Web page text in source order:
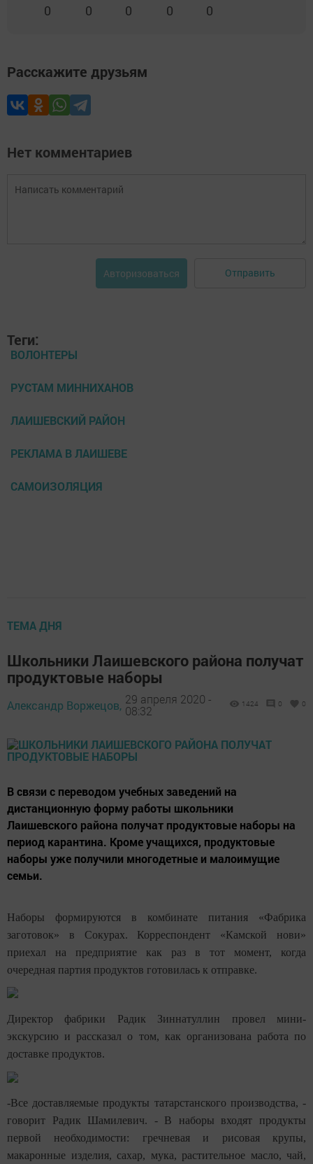
0 0 0 0 0
Расскажите друзьям
Нет комментариев
Авторизоваться Отправить
Теги:
ВОЛОНТЕРЫ
РУСТАМ МИННИХАНОВ
ЛАИШЕВСКИЙ РАЙОН
РЕКЛАМА В ЛАИШЕВЕ
САМОИЗОЛЯЦИЯ
ТЕМА ДНЯ
Школьники Лаишевского района получат
продуктовые наборы
Александр Воржецов, 29 апреля 2020 -
08:32
1424 0 0
В связи с переводом учебных заведений на
дистанционную форму работы школьники
Лаишевского района получат продуктовые наборы на
период карантина. Кроме учащихся, продуктовые
наборы уже получили многодетные и малоимущие
семьи.
Наборы формируются в комбинате питания «Фабрика
заготовок» в Сокурах. Корреспондент «Камской нови»
приехал на предприятие как раз в тот момент, когда
очередная партия продуктов готовилась к отправке.
Директор фабрики Радик Зиннатуллин провел мини-
экскурсию и рассказал о том, как организована работа по
доставке продуктов.
-Все доставляемые продукты татарстанского производства, -
говорит Радик Шамилевич. - В наборы входят продукты
первой необходимости: гречневая и рисовая крупы,
макаронные изделия, сахар, мука, растительное масло, чай,